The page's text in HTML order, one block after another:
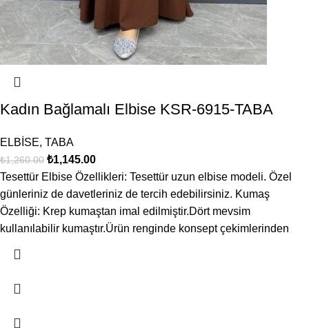
Kadın Bağlamalı Elbise KSR-6915-TABA
ELBİSE, TABA
₺1,260.00 ₺1,145.00
Tesettür Elbise Özellikleri: Tesettür uzun elbise modeli. Özel
günleriniz de davetleriniz de tercih edebilirsiniz. Kumaş
Özelliği: Krep kumaştan imal edilmiştir.Dört mevsim
kullanılabilir kumaştır.Ürün renginde konsept çekimlerinden